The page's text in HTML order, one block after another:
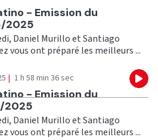
- Emission du
2025
Daniel Murillo et Santiago
vous ont préparé les meilleurs ...
| 1 h 58 min 36 sec
- Emission du
2025
Daniel Murillo et Santiago
vous ont préparé les meilleurs ...